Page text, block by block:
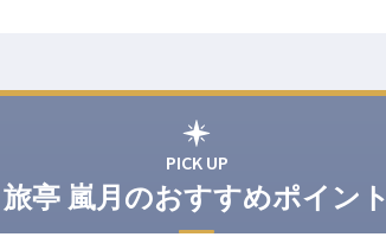
PICK UP
旅亭 嵐月のおすすめポイント